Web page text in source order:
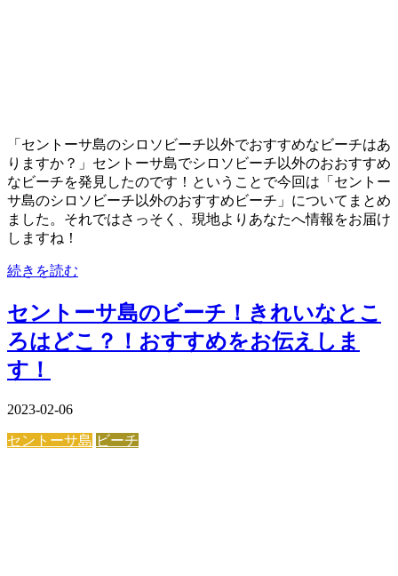
「セントーサ島のシロソビーチ以外でおすすめなビーチはあ
りますか？」セントーサ島でシロソビーチ以外のおおすすめ
なビーチを発見したのです！ということで今回は「セントー
サ島のシロソビーチ以外のおすすめビーチ」についてまとめ
ました。それではさっそく、現地よりあなたへ情報をお届け
しますね！
続きを読む
セントーサ島のビーチ！きれいなとこ
ろはどこ？！おすすめをお伝えしま
す！
2023-02-06
セントーサ島 ビーチ